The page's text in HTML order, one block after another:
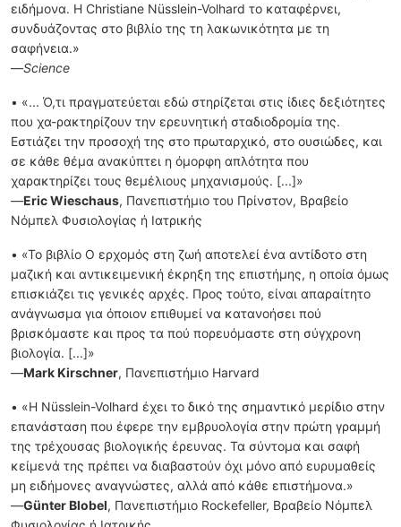
ειδήμονα. Η Christiane Nüsslein-Volhard το καταφέρνει,
συνδυάζοντας στο βιβλίο της τη λακωνικότητα με τη
σαφήνεια.»
—Science
• «... Ό,τι πραγματεύεται εδώ στηρίζεται στις ίδιες δεξιότητες
που χα-ρακτηρίζουν την ερευνητική σταδιοδρομία της.
Εστιάζει την προσοχή της στο πρωταρχικό, στο ουσιώδες, και
σε κάθε θέμα ανακύπτει η όμορφη απλότητα που
χαρακτηρίζει τους θεμέλιους μηχανισμούς. [...]»
—Eric Wieschaus, Πανεπιστήμιο του Πρίνστον, Βραβείο
Νόμπελ Φυσιολογίας ή Ιατρικής
• «Το βιβλίο Ο ερχομός στη ζωή αποτελεί ένα αντίδοτο στη
μαζική και αντικειμενική έκρηξη της επιστήμης, η οποία όμως
επισκιάζει τις γενικές αρχές. Προς τούτο, είναι απαραίτητο
ανάγνωσμα για όποιον επιθυμεί να κατανοήσει πού
βρισκόμαστε και προς τα πού πορευόμαστε στη σύγχρονη
βιολογία. [...]»
―Mark Kirschner, Πανεπιστήμιο Harvard
• «Η Nüsslein-Volhard έχει το δικό της σημαντικό μερίδιο στην
επανάσταση που έφερε την εμβρυολογία στην πρώτη γραμμή
της τρέχουσας βιολογικής έρευνας. Τα σύντομα και σαφή
κείμενά της πρέπει να διαβαστούν όχι μόνο από ευρυμαθείς
μη ειδήμονες αναγνώστες, αλλά από κάθε επιστήμονα.»
—Günter Blobel, Πανεπιστήμιο Rockefeller, Βραβείο Νόμπελ